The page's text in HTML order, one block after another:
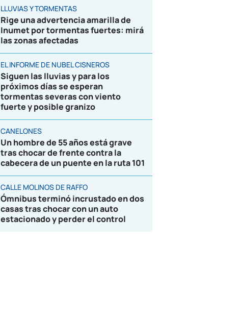
LLUVIAS Y TORMENTAS
Rige una advertencia amarilla de
Inumet por tormentas fuertes: mirá
las zonas afectadas
EL INFORME DE NUBEL CISNEROS
Siguen las lluvias y para los
próximos días se esperan
tormentas severas con viento
fuerte y posible granizo
CANELONES
Un hombre de 55 años está grave
tras chocar de frente contra la
cabecera de un puente en la ruta 101
CALLE MOLINOS DE RAFFO
Ómnibus terminó incrustado en dos
casas tras chocar con un auto
estacionado y perder el control